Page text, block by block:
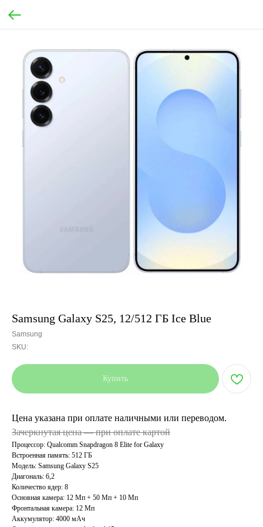
Samsung Galaxy S25, 12/512 ГБ Ice Blue
Samsung
SKU:
Купить
Цена указана при оплате наличными или переводом.
Зачеркнутая цена — при оплате картой
Процессор: Qualcomm Snapdragon 8 Elite for Galaxy
Встроенная память: 512 ГБ
Модель: Samsung Galaxy S25
Диагональ: 6,2
Количество ядер: 8
Основная камера: 12 Мп + 50 Мп + 10 Мп
Фронтальная камера: 12 Мп
Аккумулятор: 4000 мАч